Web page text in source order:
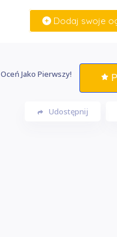
Dodaj swoje
Oceń Jako Pierwszy!
Udostępnij